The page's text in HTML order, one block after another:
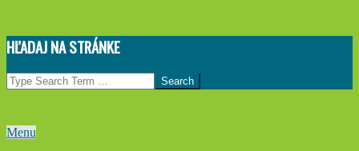
Skip
to
content
HĽADAJ NA STRÁNKE
Search
Primary
Menu